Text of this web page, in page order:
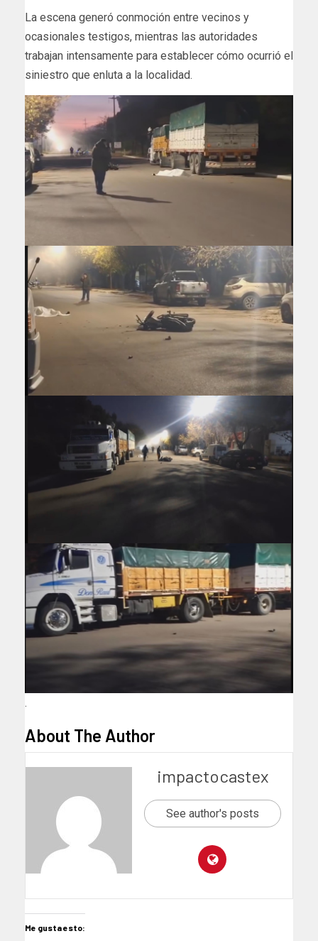
La escena generó conmoción entre vecinos y
ocasionales testigos, mientras las autoridades
trabajan intensamente para establecer cómo ocurrió el
siniestro que enluta a la localidad.
.
About The Author
impactocastex
See author's posts
Me gusta esto: